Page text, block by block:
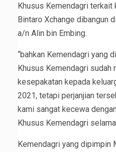
Khusus Kemendagri terkait
Bintaro Xchange dibangun
a/n Alin bin Embing.
“bahkan Kemendagri yang
Khusus Kemendagri sudah
kesepakatan kepada
2021, tetapi perjanjian
kami sangat kecewa
Khusus Kemendagri
Kemendagri yang dipimpin